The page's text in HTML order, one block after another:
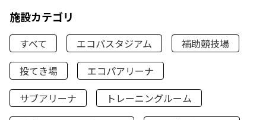
施設カテゴリ
すべて エコパスタジアム
補助競技場
投てき場
エコパアリーナ
サブアリーナ
トレーニングルーム